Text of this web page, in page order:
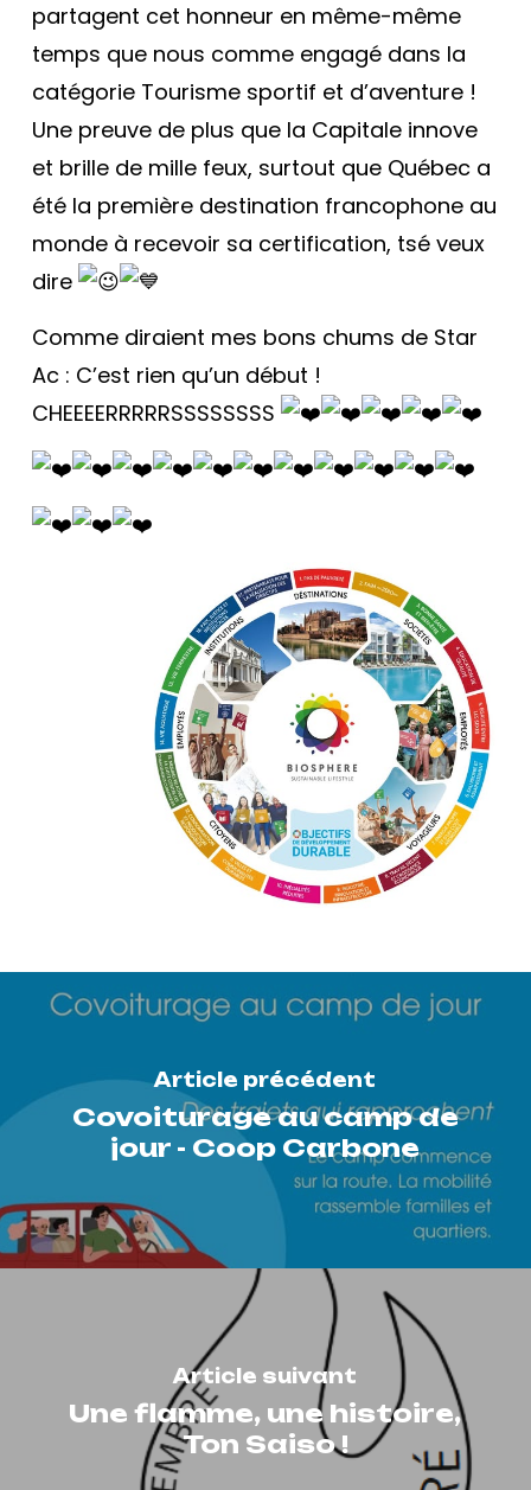
partagent cet honneur en même-même
temps que nous comme engagé dans la
catégorie Tourisme sportif et d’aventure !
Une preuve de plus que la Capitale innove
et brille de mille feux, surtout que Québec a
été la première destination francophone au
monde à recevoir sa certification, tsé veux
dire
Comme diraient mes bons chums de Star
Ac : C’est rien qu’un début !
CHEEEERRRRRSSSSSSSS
Article précédent
Covoiturage au camp de
jour - Coop Carbone
Article suivant
Une flamme, une histoire,
Ton Saiso !